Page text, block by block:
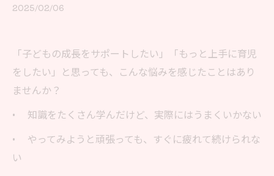
2025/02/06
「子どもの成長をサポートしたい」「もっと上手に育児
をしたい」と思っても、こんな悩みを感じたことはあり
ませんか？
• 知識をたくさん学んだけど、実際にはうまくいかない
• やってみようと頑張っても、すぐに疲れて続けられな
い